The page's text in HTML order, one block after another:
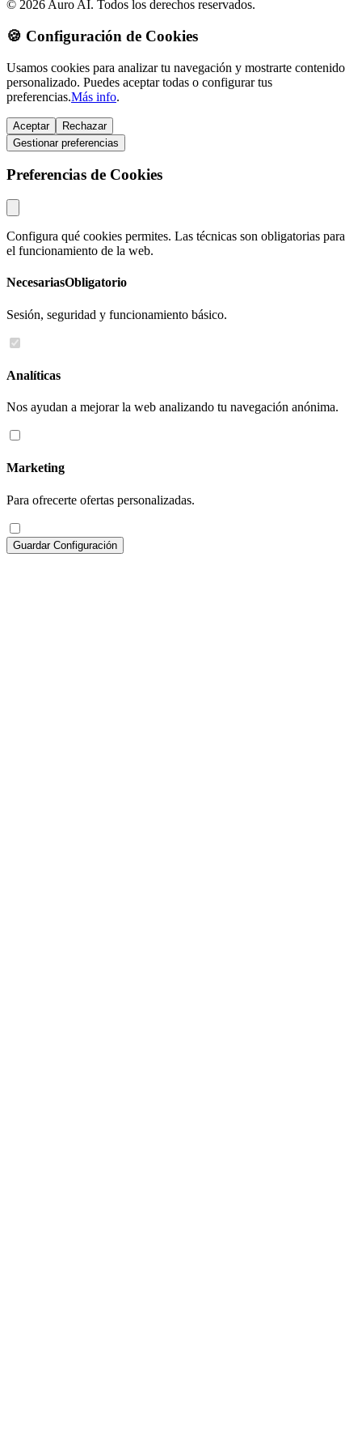
© 2026 Auro AI. Todos los derechos reservados.
🍪 Configuración de Cookies
Usamos cookies para analizar tu navegación y mostrarte contenido
personalizado. Puedes aceptar todas o configurar tus
preferencias.Más info.
Aceptar
Rechazar
Gestionar preferencias
Preferencias de Cookies
Configura qué cookies permites. Las técnicas son obligatorias para
el funcionamiento de la web.
NecesariasObligatorio
Sesión, seguridad y funcionamiento básico.
Analíticas
Nos ayudan a mejorar la web analizando tu navegación anónima.
Marketing
Para ofrecerte ofertas personalizadas.
Guardar Configuración